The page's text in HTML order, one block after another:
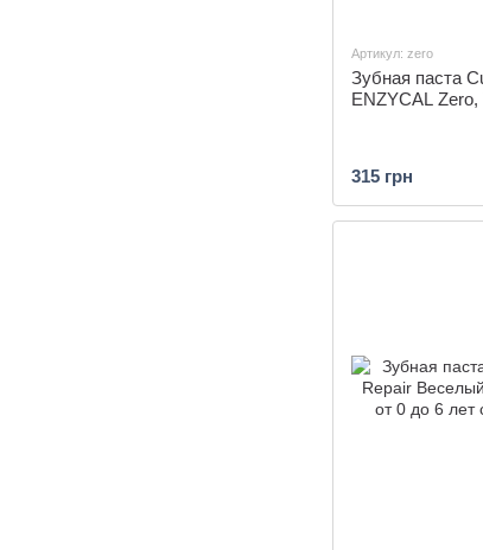
Артикул: zero
Зубная паста
ENZYCAL
315 грн